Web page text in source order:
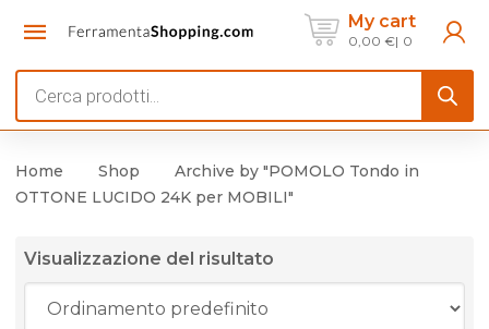
My cart
0,00 € 0
search
Home Shop
Archive by "POMOLO Tondo in
OTTONE LUCIDO 24K per MOBILI"
Visualizzazione del risultato